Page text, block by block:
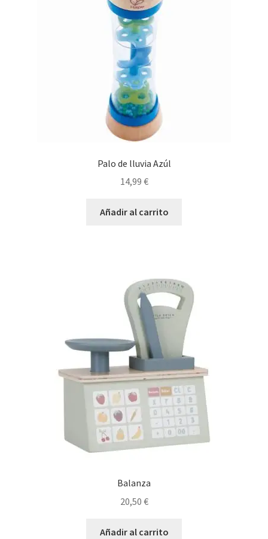
Palo de lluvia Azúl
14,99 €
Añadir al carrito
Balanza
20,50 €
Añadir al carrito